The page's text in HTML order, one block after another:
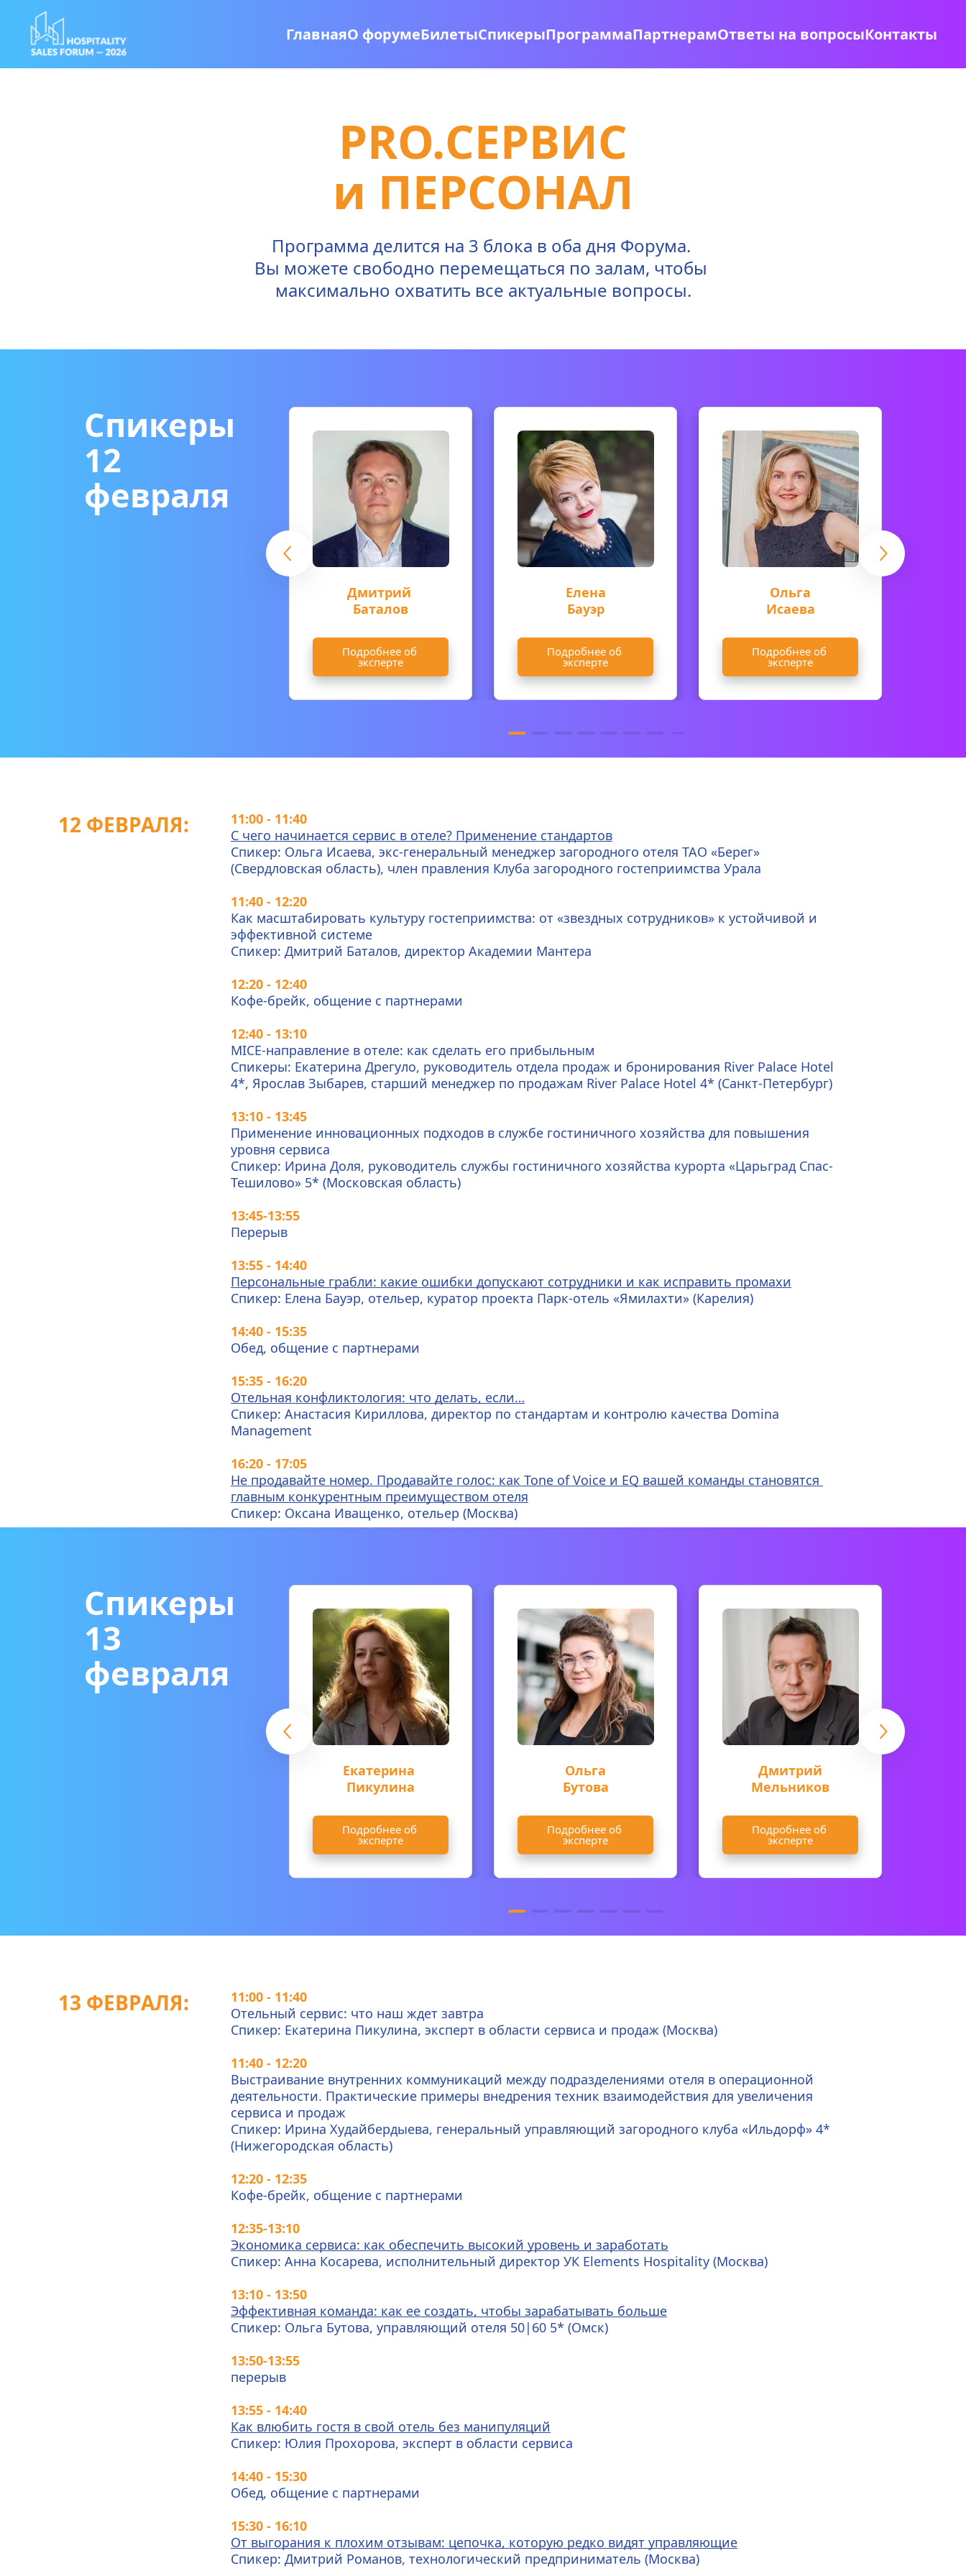
ГлавнаяО форумеБилетыСпикерыПрограммаПартнерамОтветы на вопросыКонтакты
PRO.СЕРВИС
и ПЕРСОНАЛ
Программа делится на 3 блока в оба дня Форума.
Вы можете свободно перемещаться по залам, чтобы
максимально охватить все актуальные вопросы.
Спикеры
12
февраля
Дмитрий
Баталов
Подробнее об
эксперте
Елена
Бауэр
Подробнее об
эксперте
Ольга
Исаева
Подробнее об
эксперте
12 ФЕВРАЛЯ:
11:00 - 11:40
С чего начинается сервис в отеле? Применение стандартов
Спикер: Ольга Исаева, экс-генеральный менеджер загородного отеля ТАО «Берег»
(Свердловская область), член правления Клуба загородного гостеприимства Урала
11:40 - 12:20
Как масштабировать культуру гостеприимства: от «звездных сотрудников» к устойчивой и
эффективной системе
Спикер: Дмитрий Баталов, директор Академии Мантера
12:20 - 12:40
Кофе-брейк, общение с партнерами
12:40 - 13:10
MICE-направление в отеле: как сделать его прибыльным
Спикеры: Екатерина Дрегуло, руководитель отдела продаж и бронирования River Palace Hotel
4*, Ярослав Зыбарев, старший менеджер по продажам River Palace Hotel 4* (Санкт-Петербург)
13:10 - 13:45
Применение инновационных подходов в службе гостиничного хозяйства для повышения
уровня сервиса
Спикер: Ирина Доля, руководитель службы гостиничного хозяйства курорта «Царьград Спас-
Тешилово» 5* (Московская область)
13:45-13:55
Перерыв
13:55 - 14:40
Персональные грабли: какие ошибки допускают сотрудники и как исправить промахи
Спикер: Елена Бауэр, отельер, куратор проекта Парк-отель «Ямилахти» (Карелия)
14:40 - 15:35
Обед, общение с партнерами
15:35 - 16:20
Отельная конфликтология: что делать, если…
Спикер: Анастасия Кириллова, директор по стандартам и контролю качества Domina
Management
16:20 - 17:05
Не продавайте номер. Продавайте голос: как Tone of Voice и EQ вашей команды становятся
главным конкурентным преимуществом отеля
Спикер: Оксана Иващенко, отельер (Москва)
Спикеры
13
февраля
Екатерина
Пикулина
Подробнее об
эксперте
Ольга
Бутова
Подробнее об
эксперте
Дмитрий
Мельников
Подробнее об
эксперте
13 ФЕВРАЛЯ:
11:00 - 11:40
Отельный сервис: что наш ждет завтра
Спикер: Екатерина Пикулина, эксперт в области сервиса и продаж (Москва)
11:40 - 12:20
Выстраивание внутренних коммуникаций между подразделениями отеля в операционной
деятельности. Практические примеры внедрения техник взаимодействия для увеличения
сервиса и продаж
Спикер: Ирина Худайбердыева, генеральный управляющий загородного клуба «Ильдорф» 4*
(Нижегородская область)
12:20 - 12:35
Кофе-брейк, общение с партнерами
12:35-13:10
Экономика сервиса: как обеспечить высокий уровень и заработать
Спикер: Анна Косарева, исполнительный директор УК Elements Hospitality (Москва)
13:10 - 13:50
Эффективная команда: как ее создать, чтобы зарабатывать больше
Спикер: Ольга Бутова, управляющий отеля 50|60 5* (Омск)
13:50-13:55
перерыв
13:55 - 14:40
Как влюбить гостя в свой отель без манипуляций
Спикер: Юлия Прохорова, эксперт в области сервиса
14:40 - 15:30
Обед, общение с партнерами
15:30 - 16:10
От выгорания к плохим отзывам: цепочка, которую редко видят управляющие
Спикер: Дмитрий Романов, технологический предприниматель (Москва)